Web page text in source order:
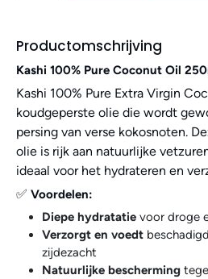
Productomschrijving
Kashi 100% Pure Coconut Oil
Kashi 100% Pure Extra Virgin
koudgeperste olie die wordt
persing van verse kokosnoten.
olie is rijk aan natuurlijke
ideaal voor het hydrateren en
✅ Voordelen:
Diepe hydratatie voor droge
Verzorgt en voedt
zijdezacht
Natuurlijke bescherming